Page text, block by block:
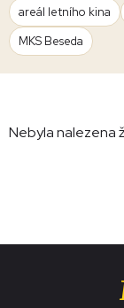
areál letního kina
MKS Beseda
Nebyla nalezena